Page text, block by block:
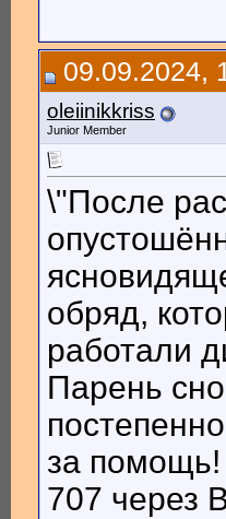
09.09.2024,
oleiinikkriss
Junior Member
\"После
обряд,
работали
Парень
за помощь!
707 через